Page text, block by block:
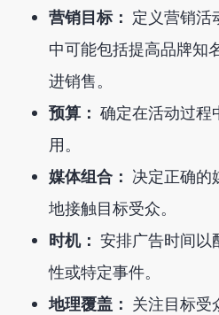
营销目标： 定义营销活
中可能包括提高品牌知
进销售。
预算： 确定在活动过程
用。
媒体组合： 决定正确的
地接触目标受众。
时机： 安排广告时间以
性或特定事件。
地理覆盖： 关注目标受